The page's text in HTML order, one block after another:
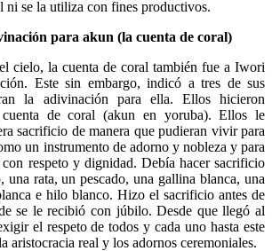
ni se la utiliza con fines productivos.
para akun (la cuenta de coral)
cielo, la cuenta de coral también fue a Iwori
Este sin embargo, indicó a tres de sus
la adivinación para ella. Ellos hicieron
de coral (akun en yoruba). Ellos le
sacrificio de manera que pudieran vivir para
un instrumento de adorno y nobleza y para
respeto y dignidad. Debía hacer sacrificio
una rata, un pescado, una gallina blanca, una
e hilo blanco. Hizo el sacrificio antes de
se le recibió con júbilo. Desde que llegó al
el respeto de todos y cada uno hasta este
aristocracia real y los adornos ceremoniales.